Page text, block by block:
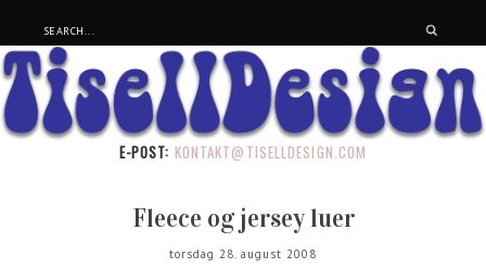
E-POST: KONTAKT@TISELLDESIGN.COM
Fleece og jersey luer
torsdag 28. august 2008